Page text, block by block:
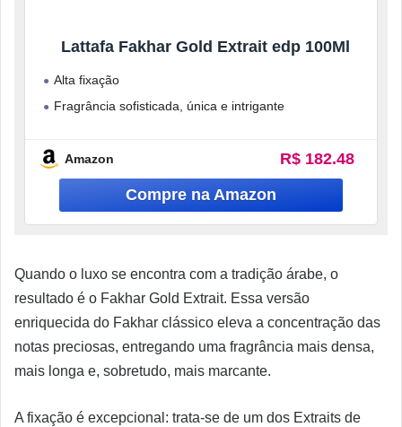
Lattafa Fakhar Gold Extrait edp 100Ml
Alta fixação
Fragrância sofisticada, única e intrigante
composição
Amazon R$ 182.48
Quando o luxo se encontra com a tradição árabe, o
resultado é o Fakhar Gold Extrait. Essa versão
enriquecida do Fakhar clássico eleva a concentração das
notas preciosas, entregando uma fragrância mais densa,
mais longa e, sobretudo, mais marcante.
A fixação é excepcional: trata-se de um dos Extraits de